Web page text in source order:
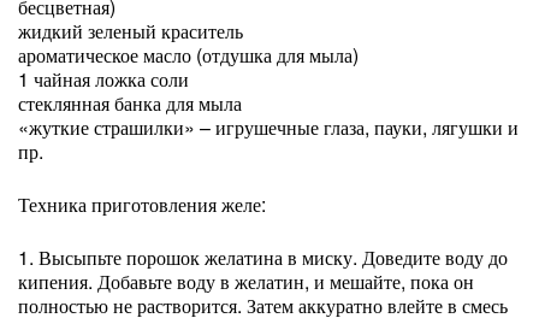
бесцветная)
жидкий зеленый краситель
ароматическое масло (отдушка для мыла)
1 чайная ложка соли
стеклянная банка для мыла
«жуткие страшилки» – игрушечные глаза, пауки, лягушки и
пр.
Техника приготовления желе:
1. Высыпьте порошок желатина в миску. Доведите воду до
кипения. Добавьте воду в желатин, и мешайте, пока он
полностью не растворится. Затем аккуратно влейте в смесь